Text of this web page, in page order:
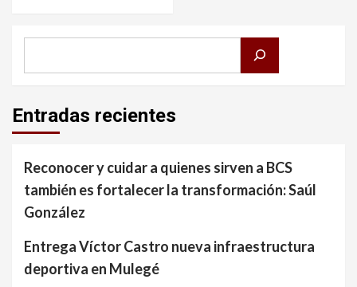
Entradas recientes
Reconocer y cuidar a quienes sirven a BCS
también es fortalecer la transformación: Saúl
González
Entrega Víctor Castro nueva infraestructura
deportiva en Mulegé